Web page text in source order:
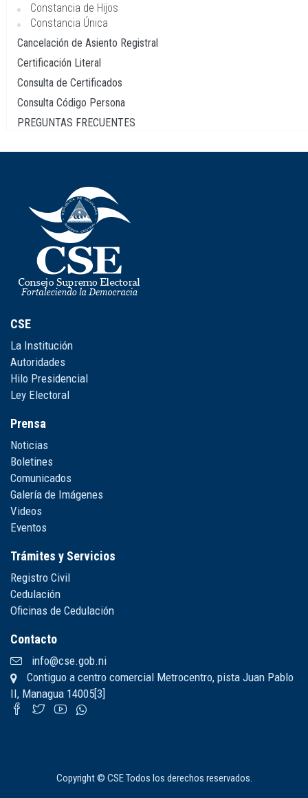
Constancia de Hijos
Constancia Única
Cancelación de Asiento Registral
Certificación Literal
Consulta de Certificados
Consulta Código Persona
PREGUNTAS FRECUENTES
CSE
La Institución
Autoridades
Hilo Presidencial
Ley Electoral
Prensa
Noticias
Boletines
Comunicados
Galería de Imágenes
Videos
Eventos
Trámites y Servicios
Registro Civil
Cedulación
Oficinas de Cedulación
Contacto
info@cse.gob.ni
Contiguo a centro comercial Metrocentro, pista Juan Pablo
II, Managua 14005[3]
Copyright © CSE Todos los derechos reservados.